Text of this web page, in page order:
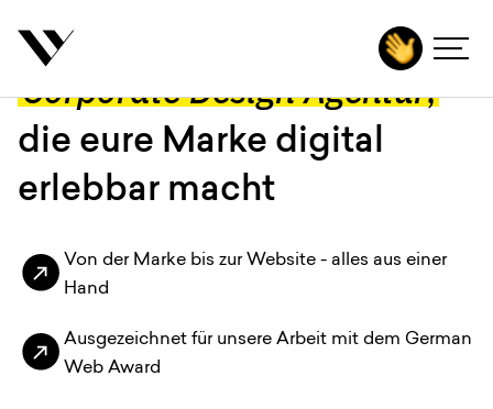
Agentur
Leistungen
Technologien
Branchen
Corporate Design Agentur,
die eure Marke digital
erlebbar macht
Von der Marke bis zur Website - alles aus einer
Hand
Ausgezeichnet für unsere Arbeit mit dem German
Web Award